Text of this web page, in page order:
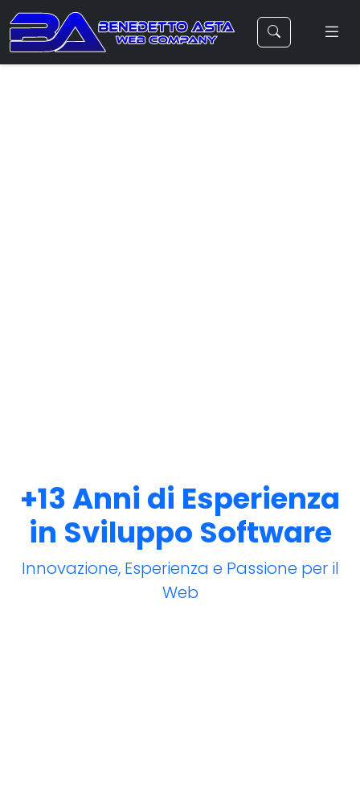
+13 Anni di Esperienza
in Sviluppo Software
Innovazione, Esperienza e Passione per il
Web